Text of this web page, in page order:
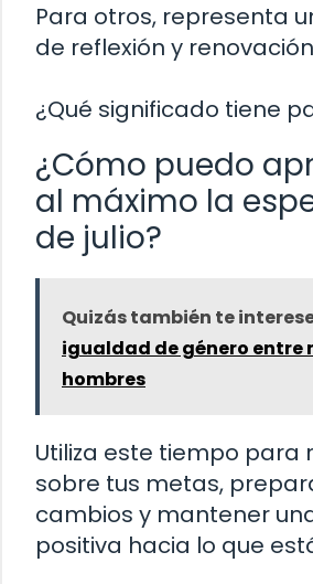
Para otros, representa
de reflexión y
¿Qué significado tiene
¿Cómo puedo
al máximo la
de julio?
Quizás también te
igualdad de género entre
hombres
Utiliza este tiempo para
sobre tus metas,
cambios y mantener
positiva hacia lo que